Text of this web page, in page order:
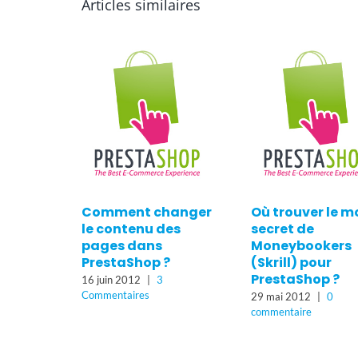
Articles similaires
Comment changer
le contenu des
pages dans
PrestaShop ?
16 juin 2012
3
Commentaires
Où trouver le
secret de
Moneybookers
(Skrill) pour
PrestaShop ?
29 mai 2012
0
commentaire